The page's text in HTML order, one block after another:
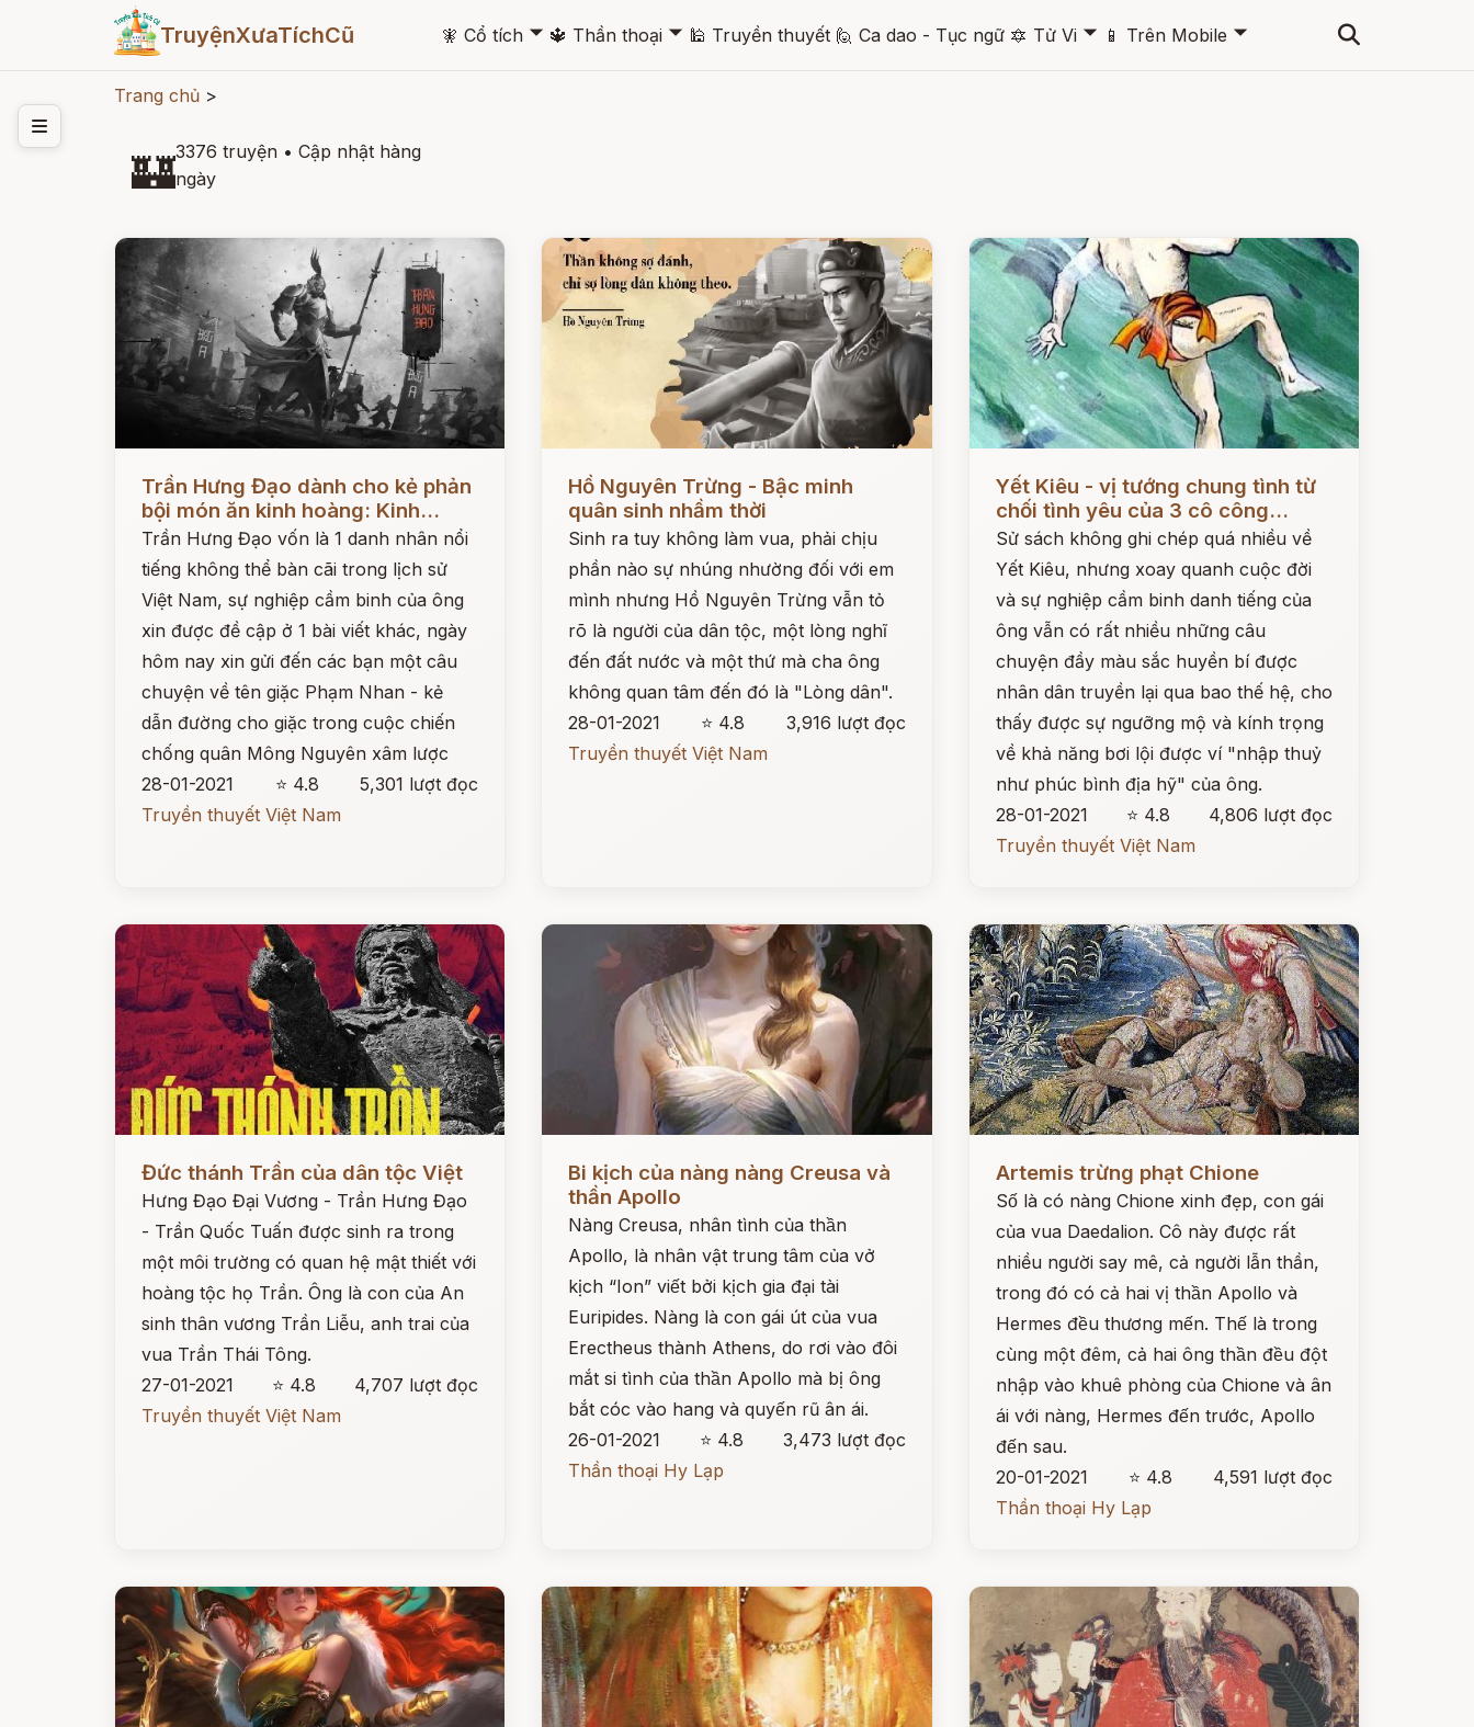
TruyệnXưaTíchCũ 🧚 Cổ tích 🞃 🔱 Thần thoại 🞃 🕌 Truyền thuyết 🙋 Ca dao - Tục ngữ 🔯 Tử Vi 🞃 📱 Trên Mobile 🞃
Trang chủ >
🏰3376 truyện • Cập nhật hàng
ngày
Đọc ngay
Trần Hưng Đạo dành cho kẻ phản
bội món ăn kinh hoàng: Kinh...
Trần Hưng Đạo vốn là 1 danh nhân nổi
tiếng không thể bàn cãi trong lịch sử
Việt Nam, sự nghiệp cầm binh của ông
xin được đề cập ở 1 bài viết khác, ngày
hôm nay xin gửi đến các bạn một câu
chuyện về tên giặc Phạm Nhan - kẻ
dẫn đường cho giặc trong cuộc chiến
chống quân Mông Nguyên xâm lược
28-01-2021
⭐ 4.8
5,301 lượt đọc
Truyền thuyết Việt Nam
Đọc ngay
Hồ Nguyên Trừng - Bậc minh
quân sinh nhầm thời
Sinh ra tuy không làm vua, phải chịu
phần nào sự nhúng nhường đối với em
mình nhưng Hồ Nguyên Trừng vẫn tỏ
rõ là người của dân tộc, một lòng nghĩ
đến đất nước và một thứ mà cha ông
không quan tâm đến đó là "Lòng dân".
28-01-2021
⭐ 4.8
3,916 lượt đọc
Truyền thuyết Việt Nam
Đọc ngay
Yết Kiêu - vị tướng chung tình từ
chối tình yêu của 3 cô công...
Sử sách không ghi chép quá nhiều về
Yết Kiêu, nhưng xoay quanh cuộc đời
và sự nghiệp cầm binh danh tiếng của
ông vẫn có rất nhiều những câu
chuyện đầy màu sắc huyền bí được
nhân dân truyền lại qua bao thế hệ, cho
thấy được sự ngưỡng mộ và kính trọng
về khả năng bơi lội được ví "nhập thuỷ
như phúc bình địa hỹ" của ông.
28-01-2021
⭐ 4.8
4,806 lượt đọc
Truyền thuyết Việt Nam
Đức thánh Trần của dân tộc Việt
Hưng Đạo Đại Vương - Trần Hưng Đạo
- Trần Quốc Tuấn được sinh ra trong
một môi trường có quan hệ mật thiết với
hoàng tộc họ Trần. Ông là con của An
sinh thân vương Trần Liễu, anh trai của
vua Trần Thái Tông.
27-01-2021
⭐ 4.8
4,707 lượt đọc
Truyền thuyết Việt Nam
Bi kịch của nàng nàng Creusa và
thần Apollo
Nàng Creusa, nhân tình của thần
Apollo, là nhân vật trung tâm của vở
kịch “Ion” viết bởi kịch gia đại tài
Euripides. Nàng là con gái út của vua
Erectheus thành Athens, do rơi vào đôi
mắt si tình của thần Apollo mà bị ông
bắt cóc vào hang và quyến rũ ân ái.
26-01-2021
⭐ 4.8
3,473 lượt đọc
Thần thoại Hy Lạp
Artemis trừng phạt Chione
Số là có nàng Chione xinh đẹp, con gái
của vua Daedalion. Cô này được rất
nhiều người say mê, cả người lẫn thần,
trong đó có cả hai vị thần Apollo và
Hermes đều thương mến. Thế là trong
cùng một đêm, cả hai ông thần đều đột
nhập vào khuê phòng của Chione và ân
ái với nàng, Hermes đến trước, Apollo
đến sau.
20-01-2021
⭐ 4.8
4,591 lượt đọc
Thần thoại Hy Lạp